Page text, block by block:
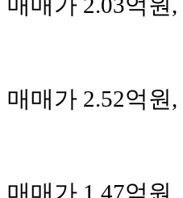
매매가 2.52억
매매가 1.47억